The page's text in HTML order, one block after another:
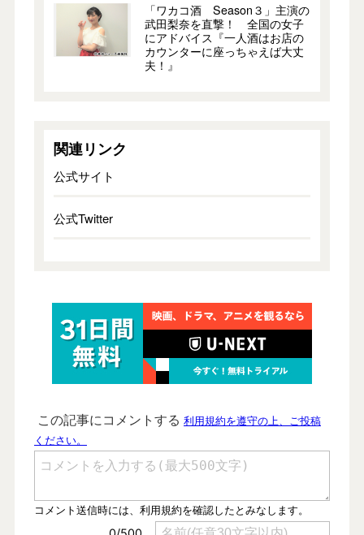
「ワカコ酒 Season３」主演の
武田梨奈を直撃！ 全国の女子
にアドバイス『一人酒はお店の
カウンターに座っちゃえば大丈
夫！』
関連リンク
公式サイト
公式Twitter